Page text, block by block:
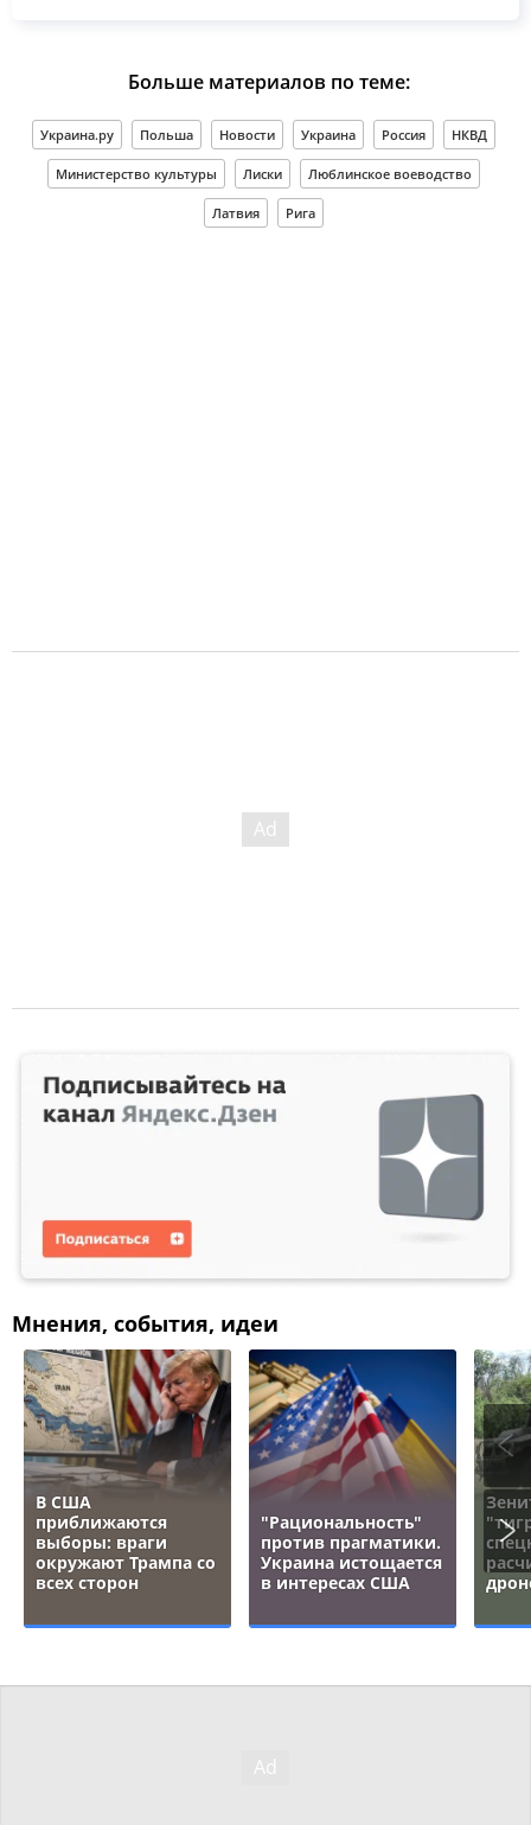
Больше материалов по теме:
Украина.ру Польша Новости Украина Россия НКВД
Министерство культуры Лиски Люблинское воеводство
Латвия Рига
Мнения, события, идеи
В США
приближаются
выборы: враги
окружают Трампа со
всех сторон
"Рациональность"
против прагматики.
Украина истощается
в интересах США